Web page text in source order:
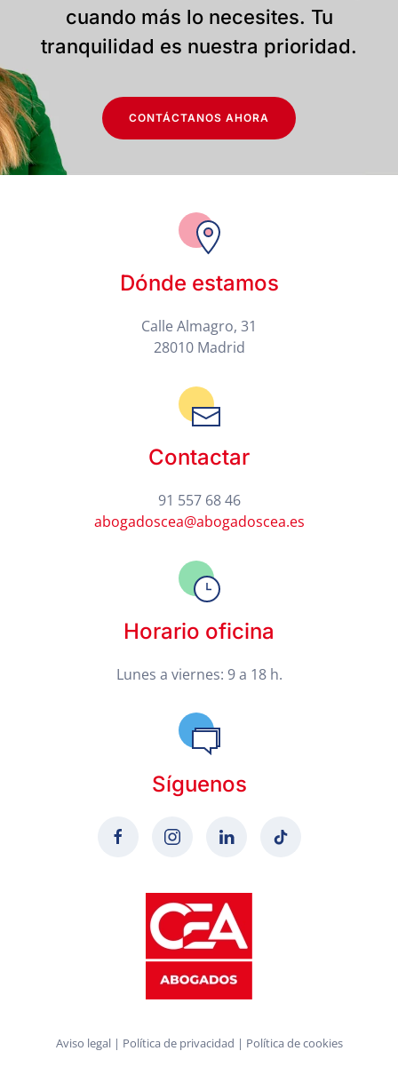
cuando más lo necesites. Tu
tranquilidad es nuestra prioridad.
CONTÁCTANOS AHORA
Dónde estamos
Calle Almagro, 31
28010 Madrid
Contactar
91 557 68 46
abogadoscea@abogadoscea.es
Horario oficina
Lunes a viernes: 9 a 18 h.
Síguenos
Aviso legal| Política de privacidad | Política de cookies